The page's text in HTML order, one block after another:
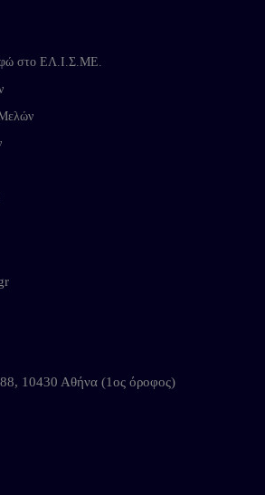
στο ΕΛ.Ι.Σ.ΜΕ.
10430 Αθήνα (1ος όροφος)